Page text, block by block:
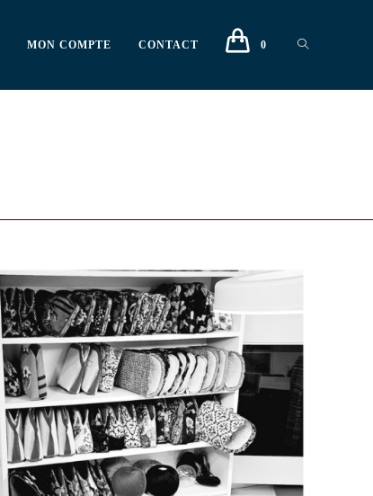
MON COMPTE CONTACT 0